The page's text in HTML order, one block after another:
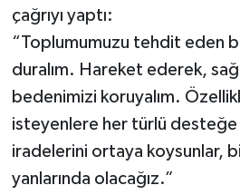
çağrıyı yaptı:
“Toplumumuzu tehdit eden
duralım. Hareket ederek,
bedenimizi koruyalım.
isteyenlere her türlü desteğe
iradelerini ortaya koysunlar,
yanlarında olacağız.”